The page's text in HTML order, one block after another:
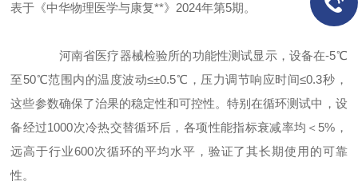
表于《中华物理医学与康复**》2024年第5期。
河南省医疗器械检验所的功能性测试显示，设备在-5℃
至50℃范围内的温度波动≤±0.5℃，压力调节响应时间≤0.3秒，
这些参数确保了治果的稳定性和可控性。特别在循环测试中，设
备经过1000次冷热交替循环后，各项性能指标衰减率均＜5%，
远高于行业600次循环的平均水平，验证了其长期使用的可靠
性。